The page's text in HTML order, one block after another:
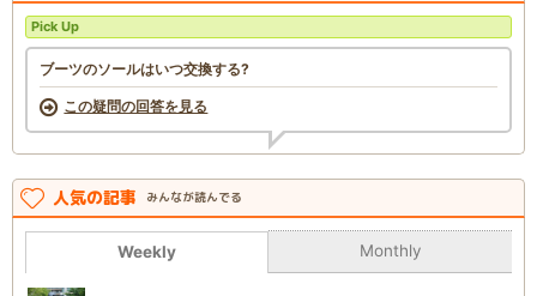
Pick Up
ブーツのソールはいつ交換する?
この疑問の回答を見る
人気の記事 みんなが読んでる
Weekly Monthly